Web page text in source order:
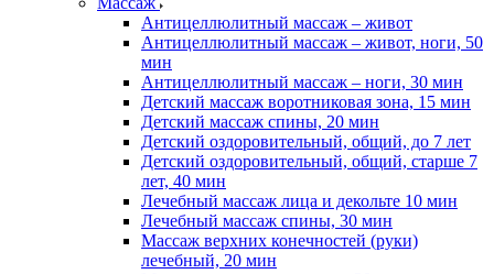
Антицеллюлитный массаж – живот
Антицеллюлитный массаж – живот, ноги, 50
мин
Антицеллюлитный массаж – ноги, 30 мин
Детский массаж воротниковая зона, 15 мин
Детский массаж спины, 20 мин
Детский оздоровительный, общий, до 7 лет
Детский оздоровительный, общий, старше 7
лет, 40 мин
Лечебный массаж лица и декольте 10 мин
Лечебный массаж спины, 30 мин
Массаж верхних конечностей (руки)
лечебный, 20 мин